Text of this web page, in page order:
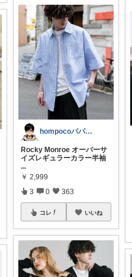
hompocoパパ🍫スイーツ❤️🎂
Rocky Monroe オーバーサ
イズレギュラーカラー半袖
...
￥ 2,999
3 0 363
コレ いいね